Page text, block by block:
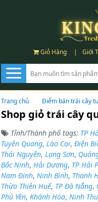
Giỏ Hàng | Giới
Trang chủ Điểm bán trái cây
Shop giỏ trái cây
Tỉnh/Thành phố tags: TP
Tuyên Quang, Lào Cai, Điện
Thái Nguyên, Lạng Sơn,
Bắc Ninh, Hải Dương, TP Hải
Nam Định, Ninh Bình, Thanh
Thừa Thiên Huế, TP Đà Nẵng,
Phú Yên, Khánh Hòa, Ninh